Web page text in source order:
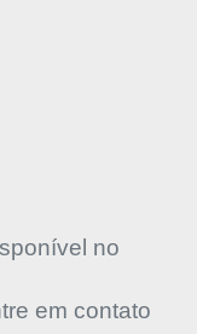
no
em contato